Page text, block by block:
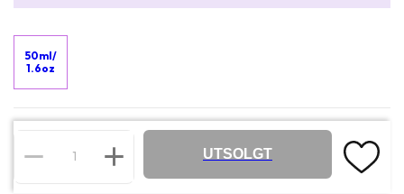
50ml/
1.6oz
UTSOLGT